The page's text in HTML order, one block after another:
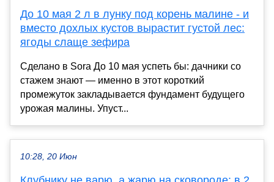
До 10 мая 2 л в лунку под корень малине - и
вместо дохлых кустов вырастит густой лес:
ягоды слаще зефира
Сделано в Sora До 10 мая успеть бы: дачники со
стажем знают — именно в этот короткий
промежуток закладывается фундамент будущего
урожая малины. Упуст...
10:28, 20 Июн